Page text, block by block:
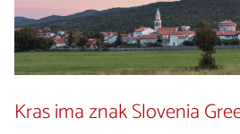
Kras ima znak Slovenia